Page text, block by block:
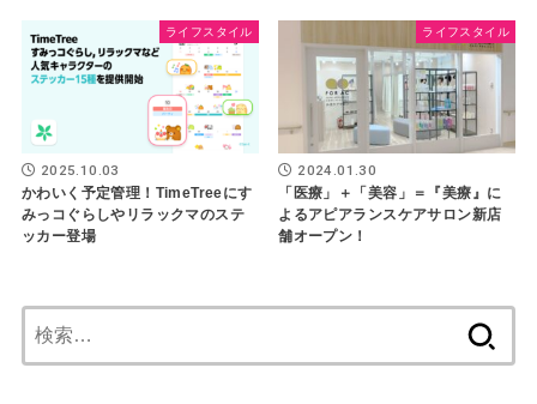
ライフスタイル
2025.10.03
かわいく予定管理！TimeTreeにす
みっコぐらしやリラックマのステ
ッカー登場
ライフスタイル
2024.01.30
「医療」＋「美容」＝『美療』に
よるアピアランスケアサロン新店
舗オープン！
索: